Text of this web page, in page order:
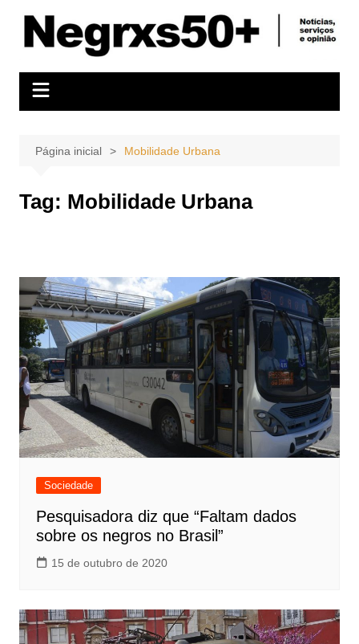
conteúdo
Página inicial Mobilidade Urbana
Tag: Mobilidade Urbana
Sociedade
Pesquisadora diz que “Faltam dados
sobre os negros no Brasil”
15 de outubro de 2020